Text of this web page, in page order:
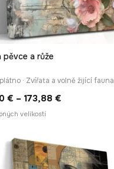
RYCHLÉ ZOBRAZENÍ
pěvce a růže
· Zvířata a volně žijící fauna
€ – 173,88 €
až
173,88 €
velikostí